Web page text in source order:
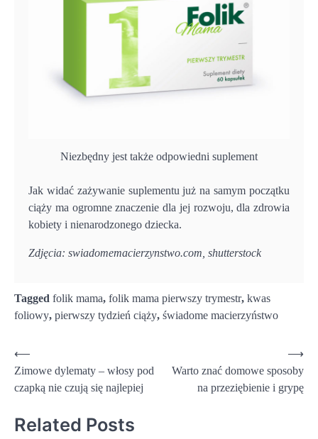
Niezbędny jest także odpowiedni suplement
Jak widać zażywanie suplementu już na samym początku
ciąży ma ogromne znaczenie dla jej rozwoju, dla zdrowia
kobiety i nienarodzonego dziecka.
Zdjęcia: swiadomemacierzynstwo.com, shutterstock
Tagged folik mama, folik mama pierwszy trymestr, kwas
foliowy, pierwszy tydzień ciąży, świadome macierzyństwo
Nawigacja
wpisu
⟵
Zimowe dylematy – włosy pod
czapką nie czują się najlepiej
Warto znać domowe sposoby
na przeziębienie i grypę
⟶
Related Posts